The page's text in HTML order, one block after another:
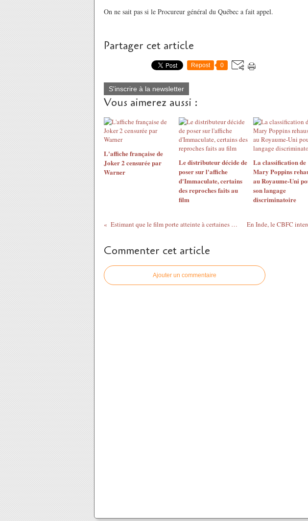
On ne sait pas si le Procureur général du Québec a fait appel.
Partager cet article
Repost 0
S'inscrire à la newsletter
Vous aimerez aussi :
L'affiche française de
Joker 2 censurée par
Warner
Le distributeur décide de
poser sur l'affiche
d'Immaculate, certains
des reproches faits au
film
La classification de
Mary Poppins
au Royaume-Uni
son langage
discriminatoire
Estimant que le film porte atteinte à certaines divinités hindoues, plusieurs Etats indiens demandent l'interdiction d'Adipurush
Commenter cet article
Ajouter un commentaire